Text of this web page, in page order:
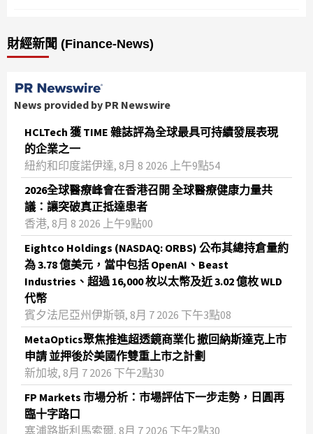
財經新聞 (Finance-News)
News provided by PR Newswire
HCLTech 獲 TIME 雜誌評為全球最具可持續發展表現
的企業之一
紐約和印度諾伊達, 8月 8 2026 上午9點54
2026全球醫療峰會在香港召開 全球醫療健康力量共
議：讓突破真正抵達患者
香港, 8月 8 2026 上午9點00
Eightco Holdings (NASDAQ: ORBS) 公布其總持倉量約
為 3.78 億美元，當中包括 OpenAI、Beast
Industries、超過 16,000 枚以太幣及近 3.02 億枚 WLD
代幣
賓夕法尼亞州伊斯頓, 8月 7 2026 下午3點08
MetaOptics聚焦推進超透鏡商業化 撤回納斯達克上市
申請 並押後於美國作雙重上市之計劃
新加坡, 8月 7 2026 下午2點30
FP Markets 市場分析：市場評估下一步走勢，日圓再
臨十字路口
塞浦路斯利馬索爾, 8月 7 2026 下午2點30